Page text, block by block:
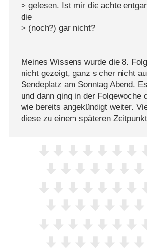
> gelesen. Ist mir die achte
die
> (noch?) gar nicht?
Meines Wissens wurde die 8.
nicht gezeigt, ganz sicher nicht
Sendeplatz am Sonntag Abend.
und dann ging in der Folgewoche
wie bereits angekündigt weiter.
diese zu einem späteren